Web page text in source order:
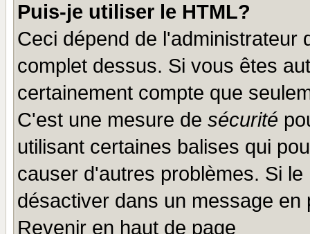
Puis-je utiliser le HTML?
Ceci dépend de l'administrateur
complet dessus. Si vous êtes
certainement compte que
C'est une mesure de sécurité
utilisant certaines balises qui
causer d'autres problèmes. Si
désactiver dans un message
Revenir en haut de page